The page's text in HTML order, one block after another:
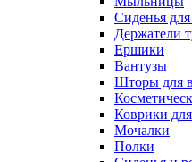
Сиденья для
Держатели
Ершики
Вантузы
Шторы для
Коврики
Мочалки
Полки